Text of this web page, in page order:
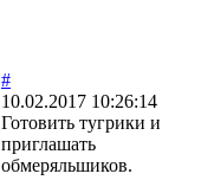
#
10.02.2017 10:26:14
Готовить тугрики и
приглашать
обмеряльшиков.